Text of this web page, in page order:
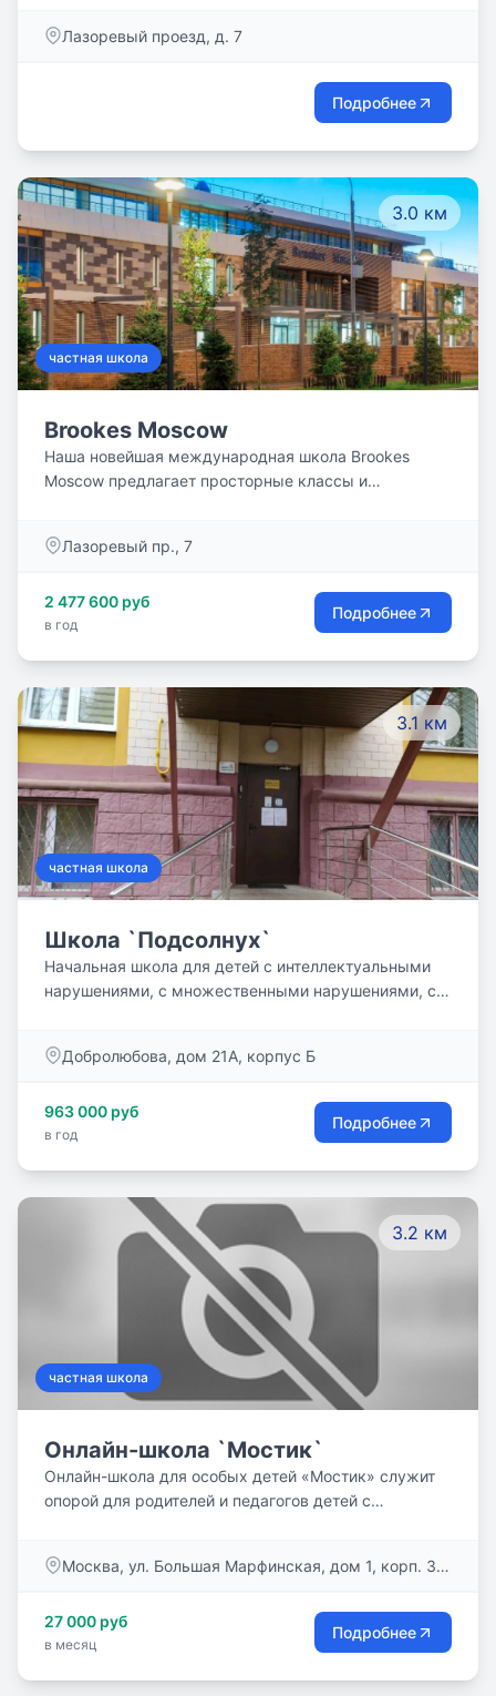
всех уголков мира, и наша школа поддерживает
того, чтобы познать этот мир во взаимодействии с
использовать окружающую среду как инструмент и
источник для обучения и развития.
Лазоревый проезд, д. 7
Подробнее
3.0 км
частная школа
Brookes Moscow
Наша новейшая международная школа Brookes
Moscow предлагает просторные классы и
интегрированных технологий.
Лазоревый пр., 7
2 477 600 руб
в год
Подробнее
3.1 км
частная школа
Школа `Подсолнух`
Начальная школа для детей с интеллектуальными
нарушениями, с множественными нарушениями, с
нарушениями опорно-двигательного аппарата, с
стартовые возможности.
Добролюбова, дом 21А, корпус Б
963 000 руб
в год
Подробнее
3.2 км
частная школа
Онлайн-школа `Мостик`
Онлайн-школа для особых детей «Мостик» служит
опорой для родителей и педагогов детей с
Москва, ул. Большая Марфинская, дом 1, корп. 3,
27 000 руб
в месяц
Подробнее